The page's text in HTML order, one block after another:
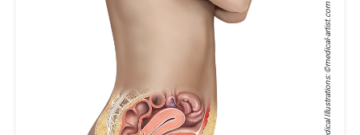
Medical Illustrations: ©
medical-artist.com